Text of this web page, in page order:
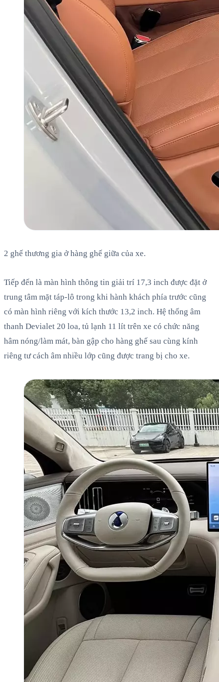
2 ghế thương gia ở hàng ghế giữa của xe.
Tiếp đến là màn hình thông tin giải trí 17,3 inch được đặt ở
trung tâm mặt táp-lô trong khi hành khách phía trước cũng
có màn hình riêng với kích thước 13,2 inch. Hệ thống âm
thanh Devialet 20 loa, tủ lạnh 11 lít trên xe có chức năng
hâm nóng/làm mát, bàn gập cho hàng ghế sau cùng kính
riêng tư cách âm nhiều lớp cũng được trang bị cho xe.